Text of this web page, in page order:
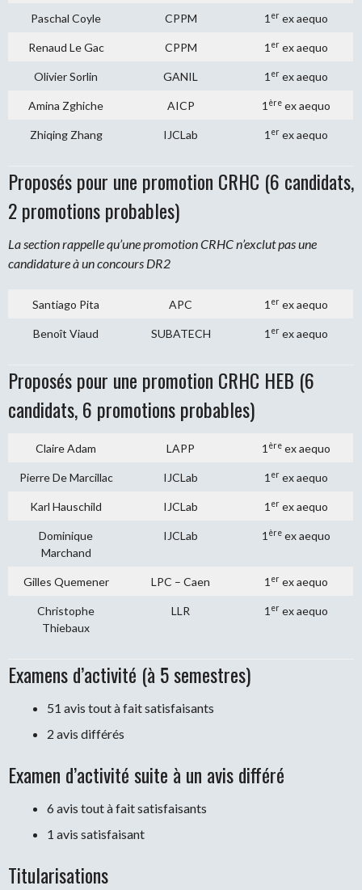
Paschal Coyle CPPM 1 erex aequo
Renaud Le Gac CPPM 1 erex aequo
Olivier Sorlin GANIL 1 erex aequo
Amina Zghiche AICP 1 èreex aequo
Zhiqing Zhang IJCLab 1 erex aequo
Proposés pour une promotion CRHC (6 candidats,
2 promotions probables)
La section rappelle qu’une promotion CRHC n’exclut pas une
candidature à un concours DR2
Santiago Pita APC 1 erex aequo
Benoît Viaud SUBATECH 1 erex aequo
Proposés pour une promotion CRHC HEB (6
candidats, 6 promotions probables)
Claire Adam LAPP 1 èreex aequo
Pierre De Marcillac IJCLab 1 erex aequo
Karl Hauschild IJCLab 1 erex aequo
Dominique
Marchand
IJCLab 1 èreex aequo
Gilles Quemener LPC – Caen 1 erex aequo
Christophe
Thiebaux
LLR 1 erex aequo
Examens d’activité (à 5 semestres)
51 avis tout à fait satisfaisants
2 avis différés
Examen d’activité suite à un avis différé
6 avis tout à fait satisfaisants
1 avis satisfaisant
Titularisations